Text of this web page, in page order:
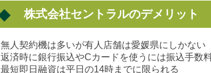
株式会社セントラルのデメリット
無人契約機は多いが有人店舗は愛媛県にしかない
返済時に銀行振込やCカードを使うには振込手数
最短即日融資は平日の14時までに限られる